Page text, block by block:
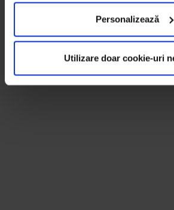
Personalizează
Utilizare doar cookie-uri